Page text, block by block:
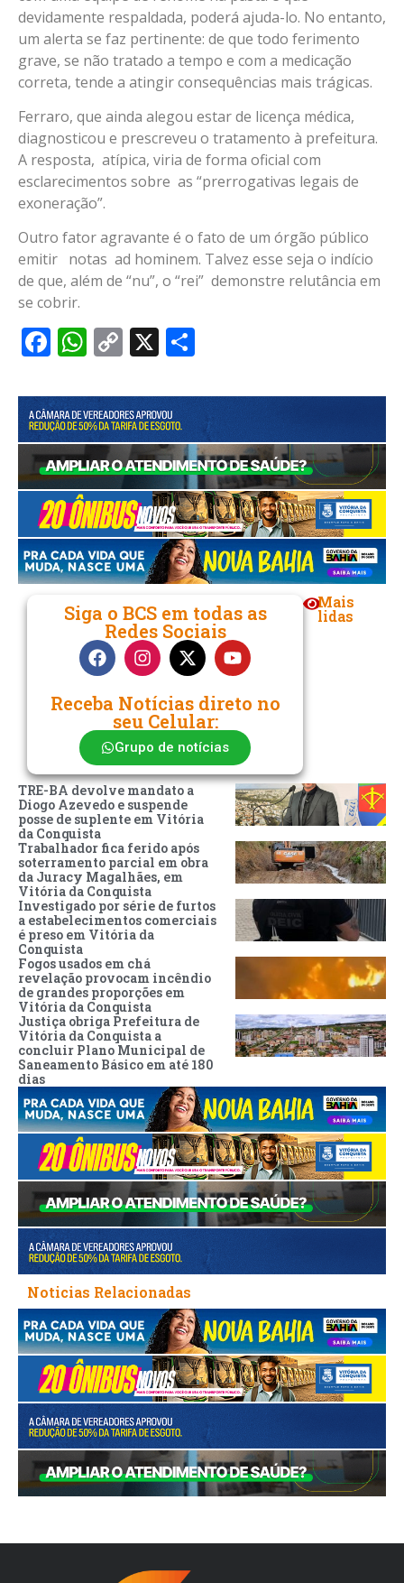
devidamente respaldada, poderá ajuda-lo. No entanto,
um alerta se faz pertinente: de que todo ferimento
grave, se não tratado a tempo e com a medicação
correta, tende a atingir consequências mais trágicas.
Ferraro, que ainda alegou estar de licença médica,
diagnosticou e prescreveu o tratamento à prefeitura.
A resposta, atípica, viria de forma oficial com
esclarecimentos sobre as “prerrogativas legais de
exoneração”.
Outro fator agravante é o fato de um órgão público
emitir notas ad hominem. Talvez esse seja o indício
de que, além de “nu”, o “rei” demonstre relutância em
se cobrir.
Facebook
WhatsApp
Copy
X
Siga o BCS em todas as
Redes Sociais
Receba Notícias direto no
seu Celular:
Grupo de notícias
Mais
lidas
TRE-BA devolve mandato a
Diogo Azevedo e suspende
posse de suplente em Vitória
da Conquista
Trabalhador fica ferido após
soterramento parcial em obra
da Juracy Magalhães, em
Vitória da Conquista
Investigado por série de furtos
a estabelecimentos comerciais
é preso em Vitória da
Conquista
Fogos usados em chá
revelação provocam incêndio
de grandes proporções em
Vitória da Conquista
Justiça obriga Prefeitura de
Vitória da Conquista a
concluir Plano Municipal de
Saneamento Básico em até 180
dias
Noticias Relacionadas